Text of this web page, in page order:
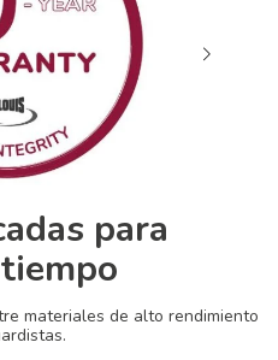
para
materiales de alto rendimiento